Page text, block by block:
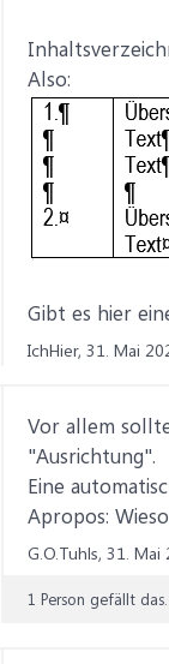
Also:
Gibt es hier
IchHier, 31. Mai
Vor allem
"Ausrichtung".
Eine
Apropos:
G.O.Tuhls, 31. Mai
1 Person gefällt das.